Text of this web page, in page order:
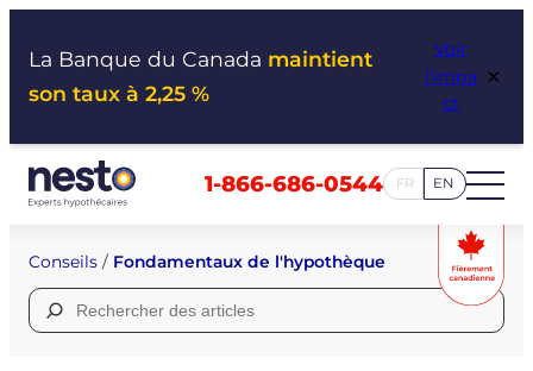
La Banque du Canada maintient
son taux à 2,25 %
Voir
l’impa
ct
×
1-866-686-0544 FR EN
Conseils / Fondamentaux de l'hypothèque
Rechercher :